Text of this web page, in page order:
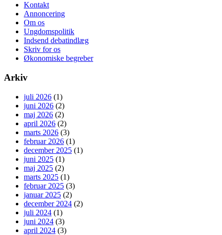
Kontakt
Annoncering
Om os
Ungdomspolitik
Indsend debatindlæg
Skriv for os
Økonomiske begreber
Arkiv
juli 2026 (1)
juni 2026 (2)
maj 2026 (2)
april 2026 (2)
marts 2026 (3)
februar 2026 (1)
december 2025 (1)
juni 2025 (1)
maj 2025 (2)
marts 2025 (1)
februar 2025 (3)
januar 2025 (2)
december 2024 (2)
juli 2024 (1)
juni 2024 (3)
april 2024 (3)